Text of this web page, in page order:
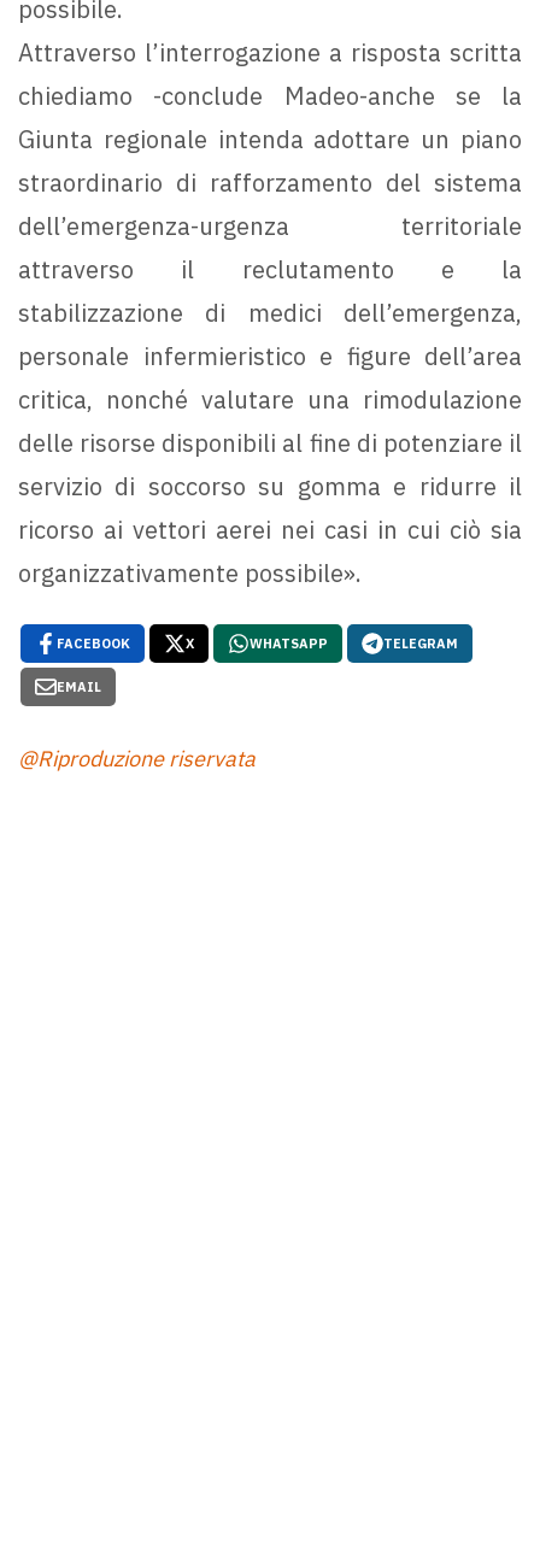
possibile.
Attraverso l’interrogazione a risposta scritta
chiediamo -conclude Madeo-anche se la
Giunta regionale intenda adottare un piano
straordinario di rafforzamento del sistema
dell’emergenza-urgenza territoriale
attraverso il reclutamento e la
stabilizzazione di medici dell’emergenza,
personale infermieristico e figure dell’area
critica, nonché valutare una rimodulazione
delle risorse disponibili al fine di potenziare il
servizio di soccorso su gomma e ridurre il
ricorso ai vettori aerei nei casi in cui ciò sia
organizzativamente possibile».
FACEBOOK X WHATSAPP TELEGRAM
EMAIL
@Riproduzione riservata